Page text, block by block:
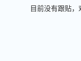
目前没有跟贴